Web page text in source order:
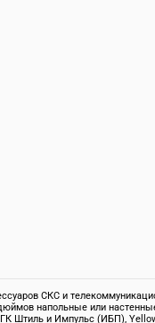
СКС и
напольные или
ГК Штиль и Импульс (ИБП),